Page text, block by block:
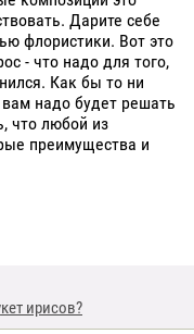
ирисов?
Дарите себе
флористики. Вот это
- что надо для того,
Как бы то ни
надо будет решать
что любой из
преимущества и